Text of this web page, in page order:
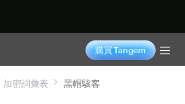
購買 Tangem
加密詞彙表 黑帽駭客